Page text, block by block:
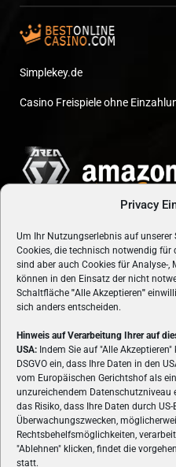
Privacy
Um Ihr Nutzungserlebnis auf unserer
Cookies, die technisch notwendig
sind aber auch Cookies für Analyse-,
können in den Einsatz der nicht
Schaltfläche "Alle Akzeptieren"
sich anders entscheiden.
Hinweis auf Verarbeitung Ihrer auf
USA: Indem Sie auf "Alle
DSGVO ein, dass Ihre Daten in den
vom Europäischen Gerichtshof als
unzureichendem Datenschutzniveau
das Risiko, dass Ihre Daten durch
Überwachungszwecken,
Rechtsbehelfsmöglichkeiten,
"Ablehnen" klicken, findet die
statt.
Simplekey.de
Casino Freispiele ohne
VON GAMERN, FÜR
Spielemagazin Österreichs
Reviews und Videos zu PC-
Hardware und aus